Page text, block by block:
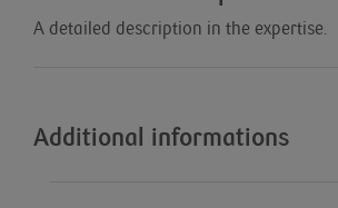
A detailed description in the expertise.
Additional informations